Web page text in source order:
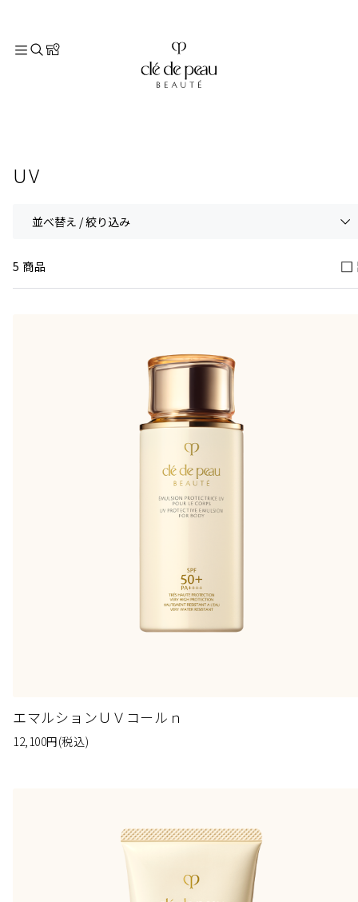
UV
並べ替え / 絞り込み
5 商品
エマルションＵＶコールｎ
12,100円(税込)